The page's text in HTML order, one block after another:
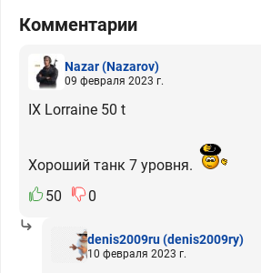
Комментарии
Nazar(Nazarov)
09 февраля 2023 г.
IX Lorraine 50 t
Хороший танк 7 уровня.
50
0
denis2009ru(denis2009ry)
10 февраля 2023 г.